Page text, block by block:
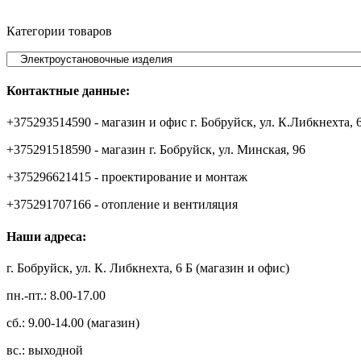
Категории товаров
Контактные данные:
+375293514590 - магазин и офис г. Бобруйск, ул. К.Либкнехта,
+375291518590 - магазин г. Бобруйск, ул. Минская, 96
+375296621415 - проектирование и монтаж
+375291707166 - отопление и вентиляция
Наши адреса:
г. Бобруйск, ул. К. Либкнехта, 6 Б (магазин и офис)
пн.-пт.: 8.00-17.00
сб.: 9.00-14.00 (магазин)
вс.: выходной